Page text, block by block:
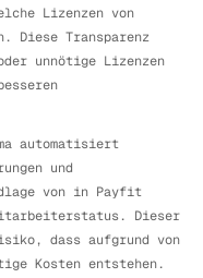
Lizenzen von
Diese Transparenz
unnötige Lizenzen
automatisiert
und
von in Payfit
Dieser
dass aufgrund von
Kosten entstehen.